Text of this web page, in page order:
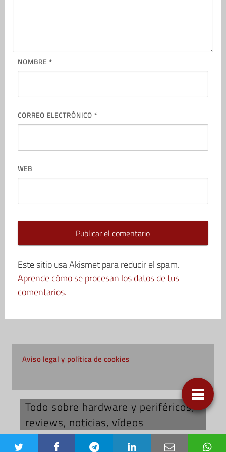
NOMBRE *
CORREO ELECTRÓNICO *
WEB
Este sitio usa Akismet para reducir el spam.
Aprende cómo se procesan los datos de tus
comentarios.
Aviso legal y política de cookies
Todo sobre hardware y periféricos;
reviews, noticias, vídeos